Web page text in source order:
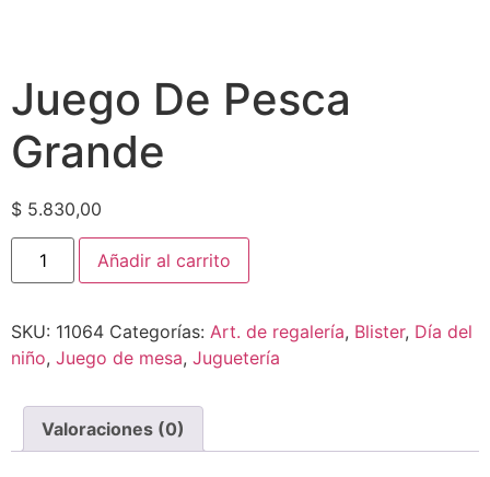
Juego De Pesca
Grande
$ 5.830,00
Añadir al carrito
SKU: 11064 Categorías: Art. de regalería, Blister, Día del
niño, Juego de mesa, Juguetería
Valoraciones (0)